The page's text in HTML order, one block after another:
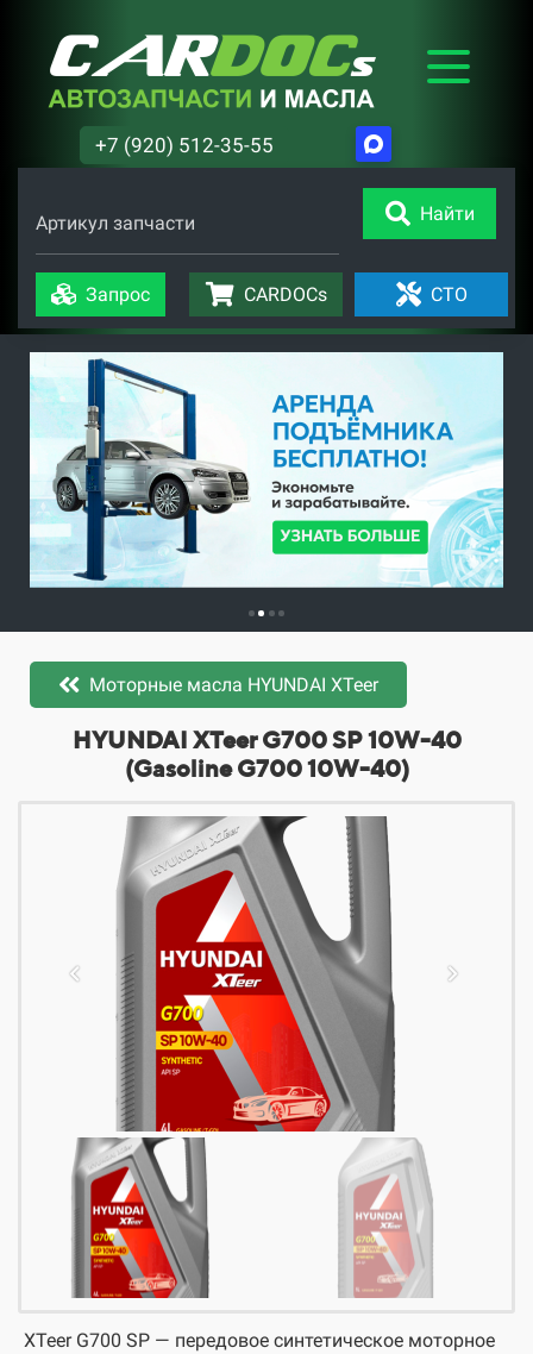
+7 (920) 512-35-55
Артикул запчасти Найти
Запрос CARDOCs СТО
Моторные масла HYUNDAI XTeer
​​​​HYUNDAI XTeer G700 SP 10W-40
(Gasoline G700 10W-40)
XTeer G700 SP — передовое синтетическое моторное